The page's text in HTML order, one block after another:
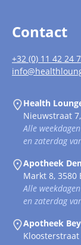
Contact
+32 (0) 11 42 24
Health
Nieuwstraat
Alle
en zaterdag
Apotheek
Markt 8, 3580
Alle
en zaterdag
Apotheek
Kloosterstraat